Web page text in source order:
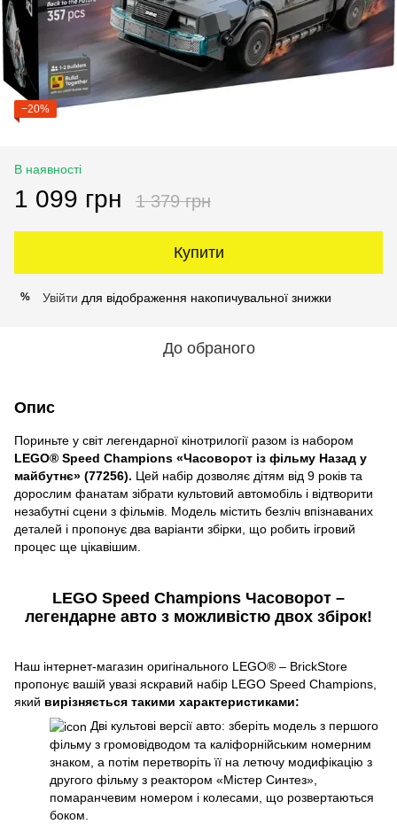
−20%
В наявності
1 099 грн 1 379 грн
Купити
% Увійти для відображення накопичувальної знижки
До обраного
Опис
Пориньте у світ легендарної кінотрилогії разом із набором
LEGO® Speed Champions «Часоворот із фільму Назад у
майбутнє» (77256). Цей набір дозволяє дітям від 9 років та
дорослим фанатам зібрати культовий автомобіль і відтворити
незабутні сцени з фільмів. Модель містить безліч впізнаваних
деталей і пропонує два варіанти збірки, що робить ігровий
процес ще цікавішим.
LEGO Speed Champions Часоворот –
легендарне авто з можливістю двох збірок!
Наш інтернет-магазин оригінального LEGO® – BrickStore
пропонує вашій увазі яскравий набір LEGO Speed Champions,
який вирізняється такими характеристиками:
Дві культові версії авто: зберіть модель з першого
фільму з громовідводом та каліфорнійським номерним
знаком, а потім перетворіть її на летючу модифікацію з
другого фільму з реактором «Містер Синтез»,
помаранчевим номером і колесами, що розвертаються
боком.